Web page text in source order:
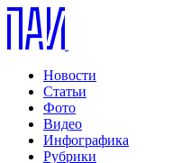
Новости
Статьи
Фото
Видео
Инфографика
Рубрики